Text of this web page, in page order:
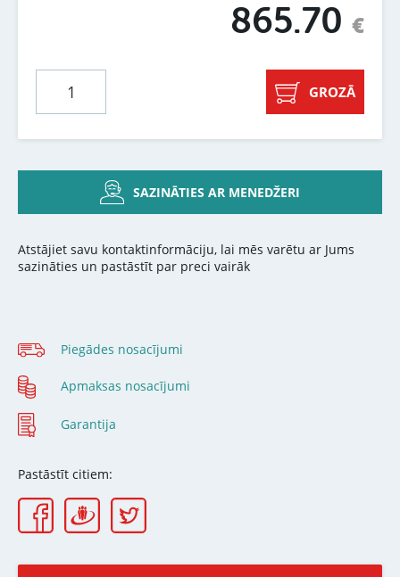
865.70 €
GROZĀ
SAZINĀTIES AR MENEDŽERI
Atstājiet savu kontaktinformāciju, lai mēs varētu ar Jums
sazināties un pastāstīt par preci vairāk
Piegādes nosacījumi
Apmaksas nosacījumi
Garantija
Pastāstīt citiem: